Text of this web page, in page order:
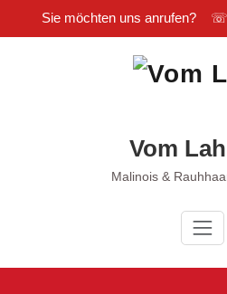
Sie möchten uns anrufen? ☏
Vom
Malinois &